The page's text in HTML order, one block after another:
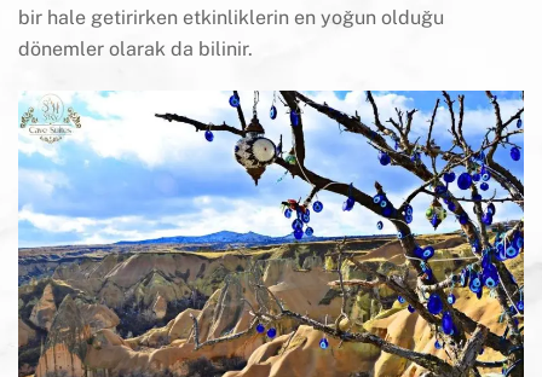
bir hale getirirken etkinliklerin en yoğun olduğu
dönemler olarak da bilinir.